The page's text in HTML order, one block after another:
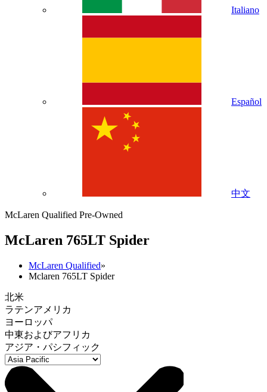
Italiano
Español
中文
McLaren Qualified Pre-Owned
McLaren 765LT Spider
McLaren Qualified»
Mclaren 765LT Spider
北米
ラテンアメリカ
ヨーロッパ
中東およびアフリカ
アジア・パシフィック